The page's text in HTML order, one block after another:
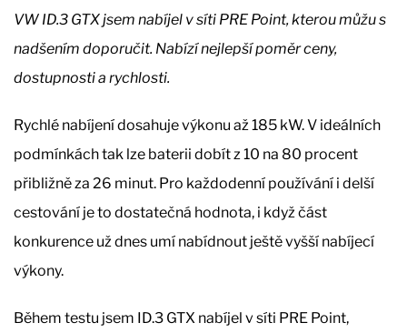
VW ID.3 GTX jsem nabíjel v síti PRE Point, kterou můžu s
nadšením doporučit. Nabízí nejlepší poměr ceny,
dostupnosti a rychlosti.
Rychlé nabíjení dosahuje výkonu až 185 kW. V ideálních
podmínkách tak lze baterii dobít z 10 na 80 procent
přibližně za 26 minut. Pro každodenní používání i delší
cestování je to dostatečná hodnota, i když část
konkurence už dnes umí nabídnout ještě vyšší nabíjecí
výkony.
Během testu jsem ID.3 GTX nabíjel v síti PRE Point,